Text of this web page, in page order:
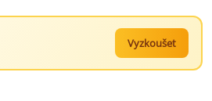
Vyzkoušet